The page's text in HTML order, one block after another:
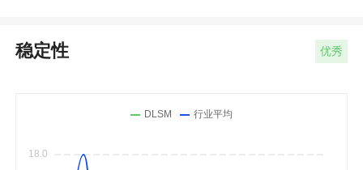
稳定性 优秀